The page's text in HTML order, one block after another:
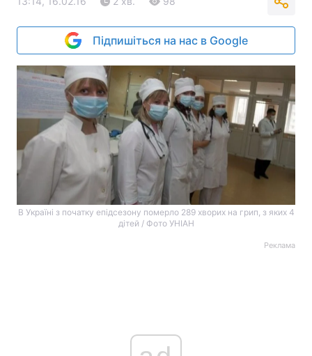
Підпишіться на нас в Google
В Україні з початку епідсезону померло 289 хворих на грип, з яких 4
дітей / Фото УНІАН
Реклама